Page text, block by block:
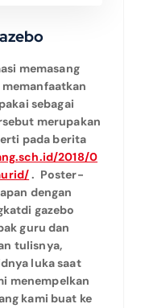
memasang
sebagai
merupakan
pada berita
2018/0
. Poster-
dengan
gazebo
guru dan
tulisnya,
luka saat
menempelkan
kami buat ke